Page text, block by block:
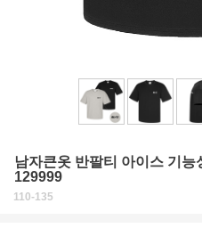
남자큰옷 반팔티 아이스 기
129999
110-135